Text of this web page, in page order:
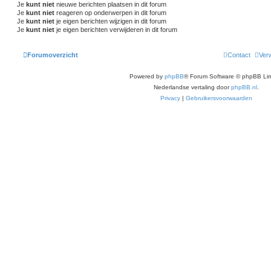
Je kunt niet nieuwe berichten plaatsen in dit forum
Je kunt niet reageren op onderwerpen in dit forum
Je kunt niet je eigen berichten wijzigen in dit forum
Je kunt niet je eigen berichten verwijderen in dit forum
Forumoverzicht Contact
Powered by phpBB® Forum Software © phpBB
Nederlandse vertaling doorphpBB.nl.
Privacy| Gebruikersvoorwaarden